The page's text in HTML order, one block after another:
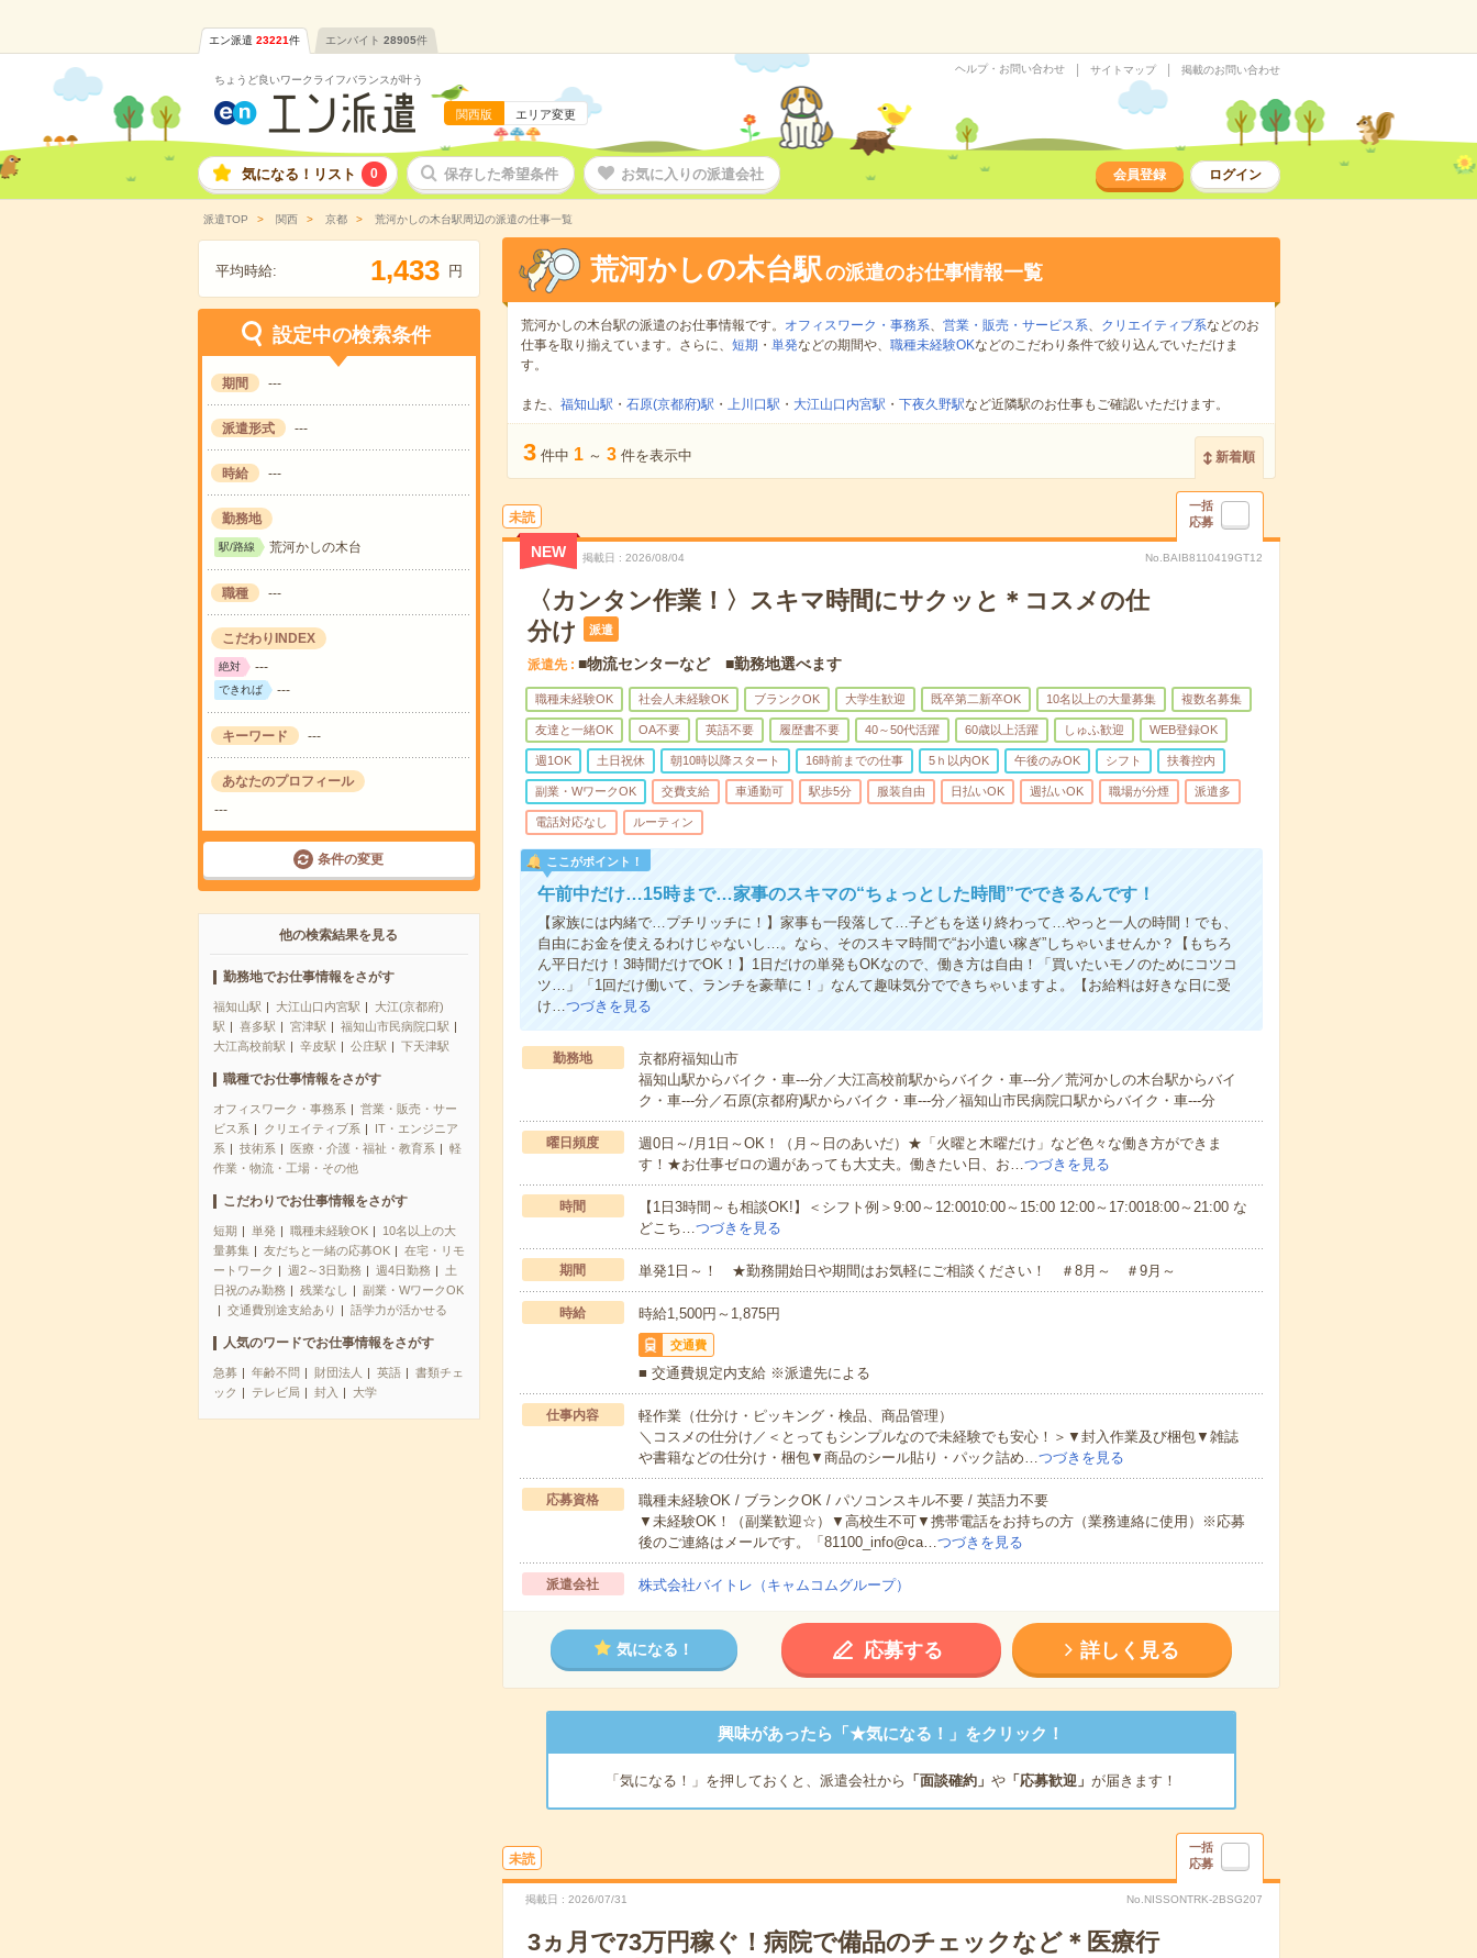
エン派遣 23221件 エンバイト 28905件
ちょうど良いワークライフバランスが叶う
関西版 エリア変更
ヘルプ・お問い合わせ サイトマップ 掲載のお問い合わせ
気になる！リスト 0 保存した希望条件 お気に入りの派遣会社 会員登録 ログイン
派遣TOP 関西 京都 荒河かしの木台駅周辺の派遣の仕事一覧
平均時給: 1,433 円
設定中の検索条件
期間 ---
派遣形式 ---
時給 ---
勤務地
駅/路線 荒河かしの木台
職種 ---
こだわりINDEX
絶対 ---
できれば ---
キーワード ---
あなたのプロフィール
---
条件の変更
他の検索結果を見る
勤務地でお仕事情報をさがす
福知山駅 大江山口内宮駅
大江(京都府)
駅
喜多駅 宮津駅
福知山市民病院口駅
大江高校前駅
辛皮駅 公庄駅 下天津駅
職種でお仕事情報をさがす
オフィスワーク・事務系
営業・販売・サー
ビス系
クリエイティブ系
IT・エンジニア
系
技術系 医療・介護・福祉・教育系
軽
作業・物流・工場・その他
こだわりでお仕事情報をさがす
短期 単発 職種未経験OK
10名以上の大
量募集
友だちと一緒の応募OK
在宅・リモ
ートワーク
週2～3日勤務 週4日勤務
土
日祝のみ勤務
残業なし
副業・WワークOK
交通費別途支給あり
語学力が活かせる
人気のワードでお仕事情報をさがす
急募 年齢不問 財団法人 英語
書類チェ
ック
テレビ局 封入 大学
荒河かしの木台駅の派遣のお仕事情報一覧
荒河かしの木台駅の派遣のお仕事情報です。 オフィスワーク・事務系、 営業・販売・サービス系、 クリエイティブ系などのお
仕事を取り揃えています。さらに、 短期 ・ 単発などの期間や、 職種未経験OKなどのこだわり条件で絞り込んでいただけま
す。
また、 福知山駅 ・ 石原(京都府)駅 ・ 上川口駅 ・ 大江山口内宮駅 ・ 下夜久野駅など近隣駅のお仕事もご確認いただけます。
3 件中 1 ～ 3 件を表示中 新着順
未読
一括
応募
NEW 掲載日 2026/08/04 No.BAIB8110419GT12
〈カンタン作業！〉スキマ時間にサクッと＊コスメの仕
分け
派遣
派遣先 ■物流センターなど ■勤務地選べます
職種未経験OK 社会人未経験OK ブランクOK 大学生歓迎 既卒第二新卒OK 10名以上の大量募集 複数名募集
友達と一緒OK OA不要 英語不要 履歴書不要 40～50代活躍 60歳以上活躍 しゅふ歓迎 WEB登録OK
週1OK 土日祝休 朝10時以降スタート 16時前までの仕事 5ｈ以内OK 午後のみOK シフト 扶養控内
副業・WワークOK 交費支給 車通勤可 駅歩5分 服装自由 日払いOK 週払いOK 職場が分煙 派遣多
電話対応なし ルーティン
ここがポイント！
午前中だけ…15時まで…家事のスキマの“ちょっとした時間”でできるんです！
【家族には内緒で…プチリッチに！】家事も一段落して…子どもを送り終わって…やっと一人の時間！でも、
自由にお金を使えるわけじゃないし…。なら、そのスキマ時間で“お小遣い稼ぎ”しちゃいませんか？【もちろ
ん平日だけ！3時間だけでOK！】1日だけの単発もOKなので、働き方は自由！「買いたいモノのためにコツコ
ツ…」「1回だけ働いて、ランチを豪華に！」なんて趣味気分でできちゃいますよ。【お給料は好きな日に受
け…つづきを見る
勤務地
京都府福知山市
福知山駅からバイク・車---分／大江高校前駅からバイク・車---分／荒河かしの木台駅からバイ
ク・車---分／石原(京都府)駅からバイク・車---分／福知山市民病院口駅からバイク・車---分
曜日頻度
週0日～/月1日～OK！（月～日のあいだ）★「火曜と木曜だけ」など色々な働き方ができま
す！★お仕事ゼロの週があっても大丈夫。働きたい日、お…つづきを見る
時間
【1日3時間～も相談OK!】＜シフト例＞9:00～12:0010:00～15:00 12:00～17:0018:00～21:00 な
どこち…つづきを見る
期間 単発1日～！ ★勤務開始日や期間はお気軽にご相談ください！ ＃8月～ ＃9月～
時給 時給1,500円～1,875円
交通費
■ 交通費規定内支給 ※派遣先による
仕事内容
軽作業（仕分け・ピッキング・検品、商品管理）
＼コスメの仕分け／＜とってもシンプルなので未経験でも安心！＞▼封入作業及び梱包▼雑誌
や書籍などの仕分け・梱包▼商品のシール貼り・パック詰め…つづきを見る
応募資格
職種未経験OK / ブランクOK / パソコンスキル不要 / 英語力不要
▼未経験OK！（副業歓迎☆）▼高校生不可▼携帯電話をお持ちの方（業務連絡に使用）※応募
後のご連絡はメールです。「81100_info@ca…つづきを見る
派遣会社 株式会社バイトレ（キャムコムグループ）
気になる！ 応募する 詳しく見る
興味があったら「★気になる！」をクリック！
「気になる！」を押しておくと、派遣会社から 「面談確約」 や「応募歓迎」 が届きます！
未読
一括
応募
掲載日 2026/07/31 No.NISSONTRK-2BSG207
3ヵ月で73万円稼ぐ！病院で備品のチェックなど＊医療行